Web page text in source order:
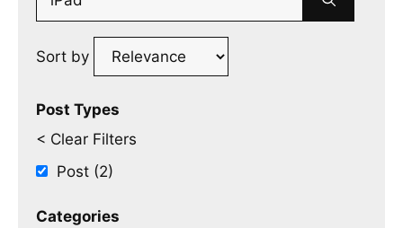
Sort by
Post Types
< Clear Filters
Post (2)
Categories